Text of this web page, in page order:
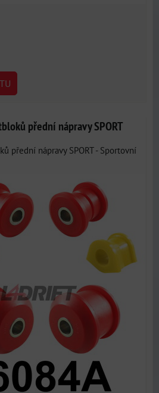
přední nápravy SPORT
přední nápravy SPORT - Sportovní